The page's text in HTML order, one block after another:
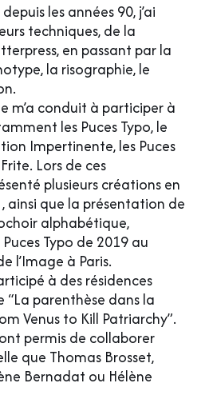
les années 90, j’ai
techniques, de la
en passant par la
la risographie, le
m’a conduit à participer à
les Puces Typo, le
Impertinente, les Puces
Lors de ces
plusieurs créations en
ainsi que la présentation de
alphabétique,
Typo de 2019 au
l’Image à Paris.
à des résidences
“La parenthèse dans la
Venus to Kill Patriarchy”.
permis de collaborer
que Thomas Brosset,
Bernadat ou Hélène